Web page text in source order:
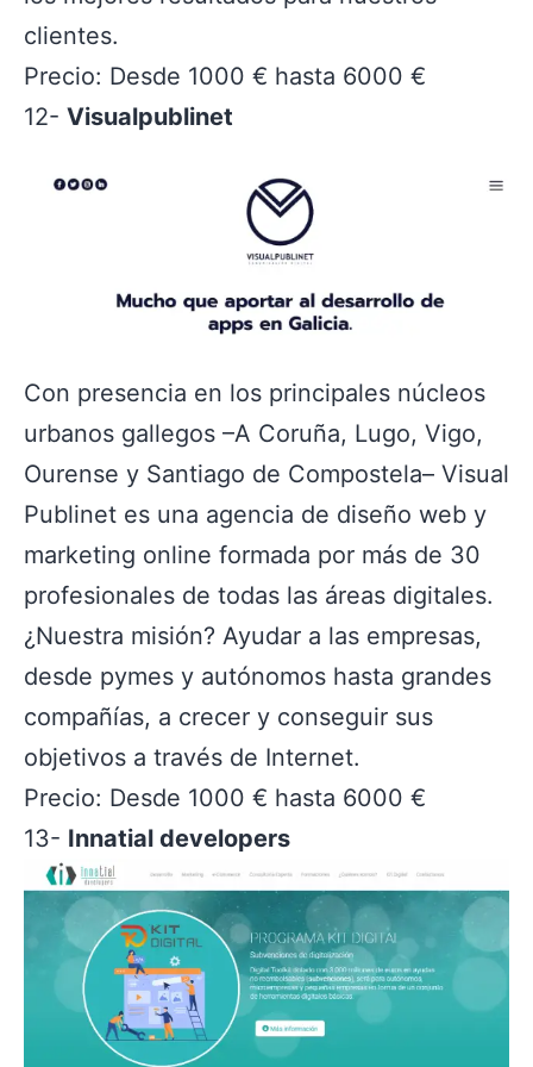
clientes.
Precio: Desde 1000 € hasta 6000 €
12- Visualpublinet
Con presencia en los principales núcleos
urbanos gallegos –A Coruña, Lugo, Vigo,
Ourense y Santiago de Compostela– Visual
Publinet es una agencia de diseño web y
marketing online formada por más de 30
profesionales de todas las áreas digitales.
¿Nuestra misión? Ayudar a las empresas,
desde pymes y autónomos hasta grandes
compañías, a crecer y conseguir sus
objetivos a través de Internet.
Precio: Desde 1000 € hasta 6000 €
13- Innatial developers